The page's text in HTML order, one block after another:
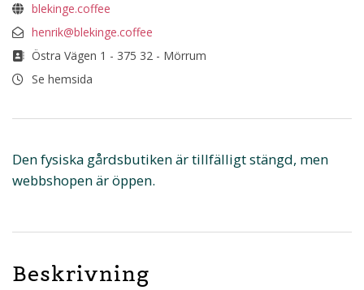
blekinge.coffee
henrik@blekinge.coffee
Östra Vägen 1 - 375 32 - Mörrum
Se hemsida
Den fysiska gårdsbutiken är tillfälligt stängd, men
webbshopen är öppen.
Beskrivning